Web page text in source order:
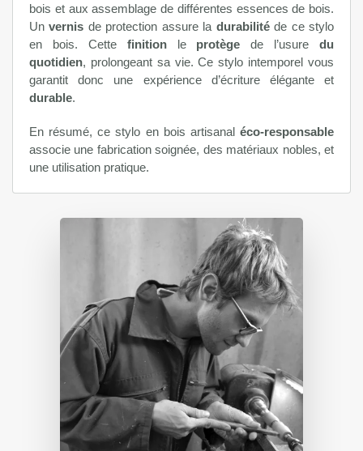
bois et aux assemblage de différentes essences de bois.
Unvernis de protection assure la durabilitéde ce stylo
en bois. Cette finitionle protège de l’usure du
quotidien, prolongeant sa vie. Ce stylo intemporel vous
garantit donc une expérience d’écriture élégante et
durable.
En résumé, ce stylo en bois artisanal éco-responsable
associe une fabrication soignée, des matériaux nobles, et
une utilisation pratique.